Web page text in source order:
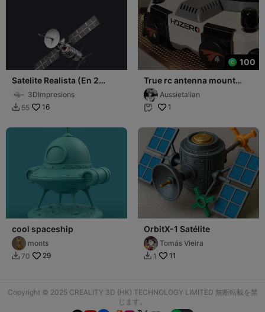
Satelite Realista (En 2
partes y en una sola)
3DImpresions
 55 16
100
True rc antenna mount
(hdzero googles 1&2)
Aussietalian
 1
cool spaceship
monts
 70 29
OrbitX-1 Satélite
Tomás Vieira
 1 11
Copyright © 2025 CREALITY 3D (HK) TECHNOLOGY LIMITED 無断転載を禁
じます。